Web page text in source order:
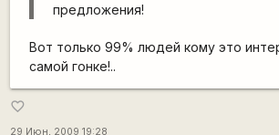
предложения!
Вот только 99% людей кому это
самой гонке!..
favorite_border
29 Июн, 2009 19:28